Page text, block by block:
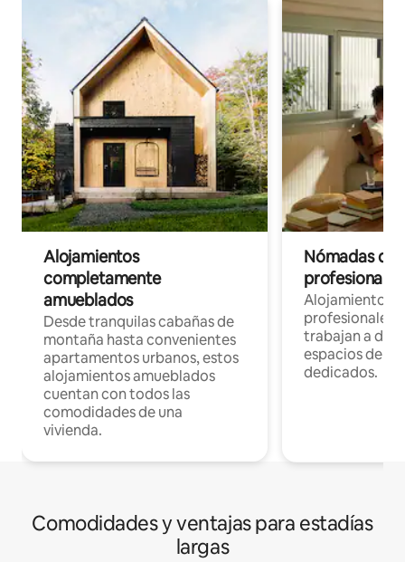
Alojamientos
completamente
amueblados
Desde tranquilas cabañas de
montaña hasta convenientes
apartamentos urbanos, estos
alojamientos amueblados
cuentan con todos las
comodidades de una
vivienda.
Nómadas
Alojamientos
profesionales
trabajan a
espacios de
dedicados.
Comodidades y ventajas para estadías
largas